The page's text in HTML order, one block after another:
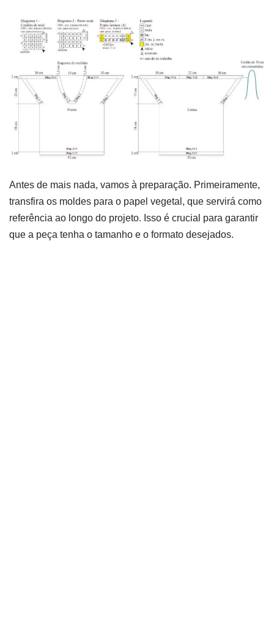
Antes de mais nada, vamos à preparação. Primeiramente,
transfira os moldes para o papel vegetal, que servirá como
referência ao longo do projeto. Isso é crucial para garantir
que a peça tenha o tamanho e o formato desejados.